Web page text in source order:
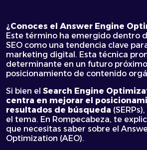
¿Conoces el Answer Engine
Este término ha emergido dentro
SEO como una tendencia clave
marketing digital. Esta técnica
determinante en un futuro
posicionamiento de contenido
Si bien el Search Engine
centra en mejorar el
resultados de búsqueda
el tema. En Rompecabeza, te
que necesitas saber sobre el
Optimization (AEO).